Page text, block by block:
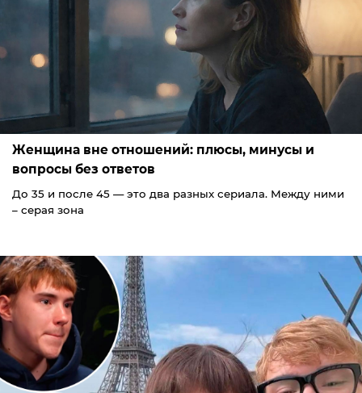
Женщина вне отношений: плюсы, минусы и
вопросы без ответов
До 35 и после 45 — это два разных сериала. Между ними
– серая зона